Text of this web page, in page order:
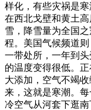
样化，有些灾祸是
在西北戈壁和黄土
雪，降雪量为全国
程。美国气候频道
一带处所，一年到
的温度变得很低。
大添加，空气不竭
来，这就是寒潮。
冷空气从河套下逛